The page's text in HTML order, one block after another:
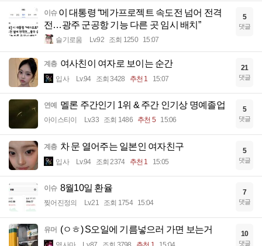
이슈 ​이 대통령 “메가프로젝트 속도전 넘어 전격
전…광주 군공항 기능 다른 곳 임시 배치”
슬기로움 Lv.92 조회 1250 15:07
5
댓글
계층 여사친이 여자로 보이는 순간
입사 Lv.94 조회 3428 추천 1 15:07
21
댓글
연예 멜론 주간인기 1위 & 주간 인기상 명예졸업
아이스티이 Lv.33 조회 1486 추천 5 15:06
5
댓글
계층 차 문 열어주는 일본인 여자친구
입사 Lv.94 조회 2374 추천 1 15:05
5
댓글
이슈 8월10일 환율
찢어진정의 Lv.21 조회 1754 15:04
7
댓글
유머 (ㅇㅎ) S오일에 기름넣으러 가면 보는거 10
댓글